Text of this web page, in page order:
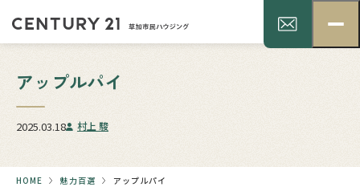
アップルパイ
2025.03.18 村上 駿
HOME 魅力百選 アップルパイ